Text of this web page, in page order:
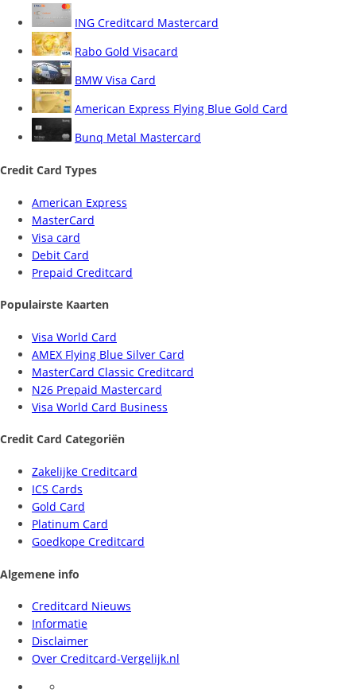
ING Creditcard Mastercard
Rabo Gold Visacard
BMW Visa Card
American Express Flying Blue Gold Card
Bunq Metal Mastercard
Credit Card Types
American Express
MasterCard
Visa card
Debit Card
Prepaid Creditcard
Populairste Kaarten
Visa World Card
AMEX Flying Blue Silver Card
MasterCard Classic Creditcard
N26 Prepaid Mastercard
Visa World Card Business
Credit Card Categoriën
Zakelijke Creditcard
ICS Cards
Gold Card
Platinum Card
Goedkope Creditcard
Algemene info
Creditcard Nieuws
Informatie
Disclaimer
Over Creditcard-Vergelijk.nl